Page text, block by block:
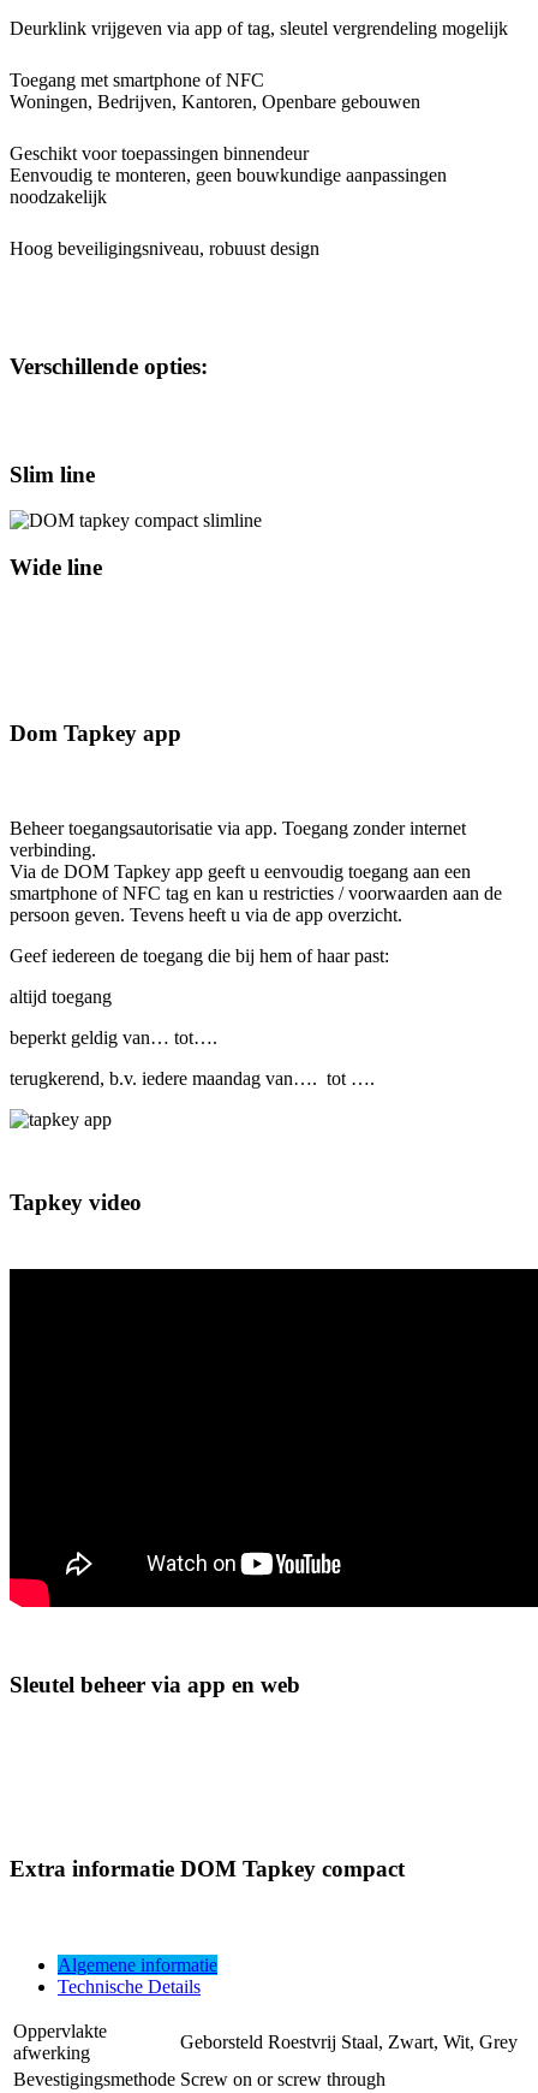
Deurklink vrijgeven via app of tag, sleutel vergrendeling mogelijk
Toegang met smartphone of NFC
Woningen, Bedrijven, Kantoren, Openbare gebouwen
Geschikt voor toepassingen binnendeur
Eenvoudig te monteren, geen bouwkundige aanpassingen
noodzakelijk
Hoog beveiligingsniveau, robuust design
Verschillende opties:
Slim line
Wide line
Dom Tapkey app
Beheer toegangsautorisatie via app. Toegang zonder internet
verbinding.
Via de DOM Tapkey app geeft u eenvoudig toegang aan een
smartphone of NFC tag en kan u restricties / voorwaarden aan de
persoon geven. Tevens heeft u via de app overzicht.
Geef iedereen de toegang die bij hem of haar past:
altijd toegang
beperkt geldig van… tot….
terugkerend, b.v. iedere maandag van…. tot ….
Tapkey video
Sleutel beheer via app en web
Extra informatie DOM Tapkey compact
Algemene informatie
Technische Details
Oppervlakte
afwerking
Geborsteld Roestvrij Staal, Zwart, Wit, Grey
Bevestigingsmethode Screw on or screw through